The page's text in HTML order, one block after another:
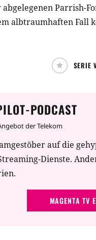
Parrish-
albtraumhaften Fall
SERIE
PODCAST
der Telekom
auf die
Dienste.
MAGENTA TV